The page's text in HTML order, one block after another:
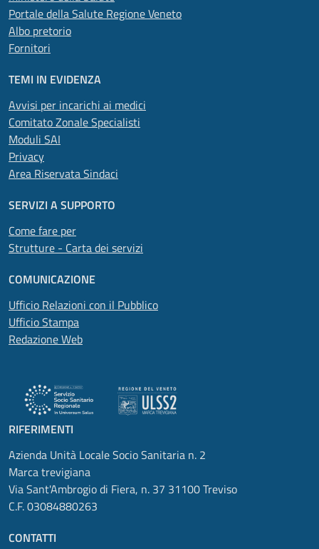
Portale della Salute Regione Veneto
Albo pretorio
Fornitori
TEMI IN EVIDENZA
Avvisi per incarichi ai medici
Comitato Zonale Specialisti
Moduli SAI
Privacy
Area Riservata Sindaci
SERVIZI A SUPPORTO
Come fare per
Strutture - Carta dei servizi
COMUNICAZIONE
Ufficio Relazioni con il Pubblico
Ufficio Stampa
Redazione Web
RIFERIMENTI
Azienda Unità Locale Socio Sanitaria n. 2
Marca trevigiana
Via Sant'Ambrogio di Fiera, n. 37 31100 Treviso
C.F. 03084880263
CONTATTI